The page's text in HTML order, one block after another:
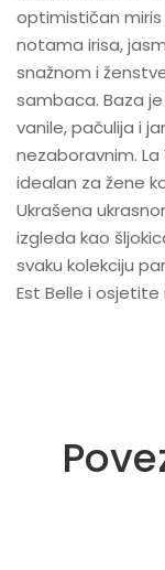
optimističan miris
notama irisa,
snažnom i
sambaca. Baza
vanile, pačulija i
nezaboravnim.
idealan za žene
Ukrašena
izgleda kao
svaku kolekciju
Est Belle i